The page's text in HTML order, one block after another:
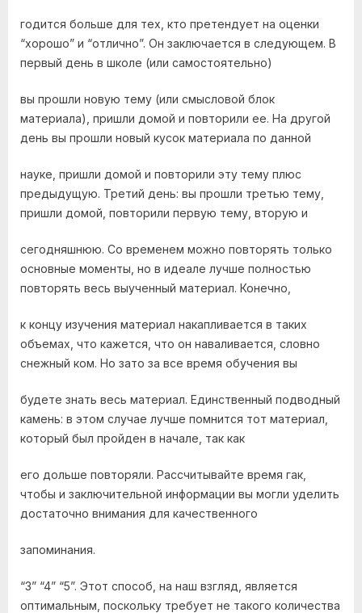
годится больше для тех, кто претендует на оценки
“хорошо” и “отлично”. Он заключается в следующем. В
первый день в школе (или самостоятельно)
вы прошли новую тему (или смысловой блок
материала), пришли домой и повторили ее. На другой
день вы прошли новый кусок материала по данной
науке, пришли домой и повторили эту тему плюс
предыдущую. Третий день: вы прошли третью тему,
пришли домой, повторили первую тему, вторую и
сегодняшнюю. Со временем можно повторять только
основные моменты, но в идеале лучше полностью
повторять весь выученный материал. Конечно,
к концу изучения материал накапливается в таких
объемах, что кажется, что он наваливается, словно
снежный ком. Но зато за все время обучения вы
будете знать весь материал. Единственный подводный
камень: в этом случае лучше помнится тот материал,
который был пройден в начале, так как
его дольше повторяли. Рассчитывайте время гак,
чтобы и заключительной информации вы могли уделить
достаточно внимания для качественного
запоминания.
“3” “4” “5”. Этот способ, на наш взгляд, является
оптимальным, поскольку требует не такого количества